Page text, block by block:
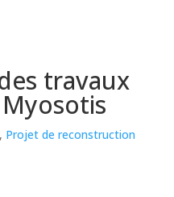
travaux
, Projet de reconstruction